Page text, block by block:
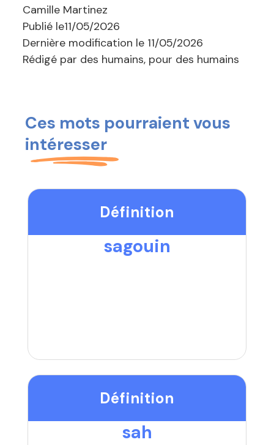
Camille Martinez
Publié le11/05/2026
Dernière modification le 11/05/2026
Rédigé par des humains, pour des humains
Ces mots pourraient vous
intéresser
Définition
sagouin
Définition
sah